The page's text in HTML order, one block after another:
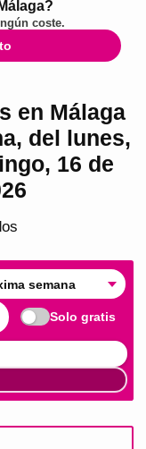
coste.
en Málaga
del lunes,
16 de
s
semana
Solo gratis